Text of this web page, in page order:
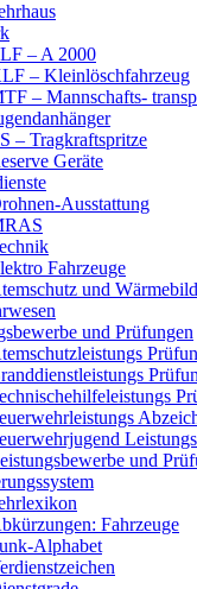
– A 2000
– Kleinlöschfahrzeug
– Mannschafts-
– Tragkraftspritze
Geräte
Ausstattung
Fahrzeuge
und
und Prüfungen
und
Fahrzeuge
Alphabet